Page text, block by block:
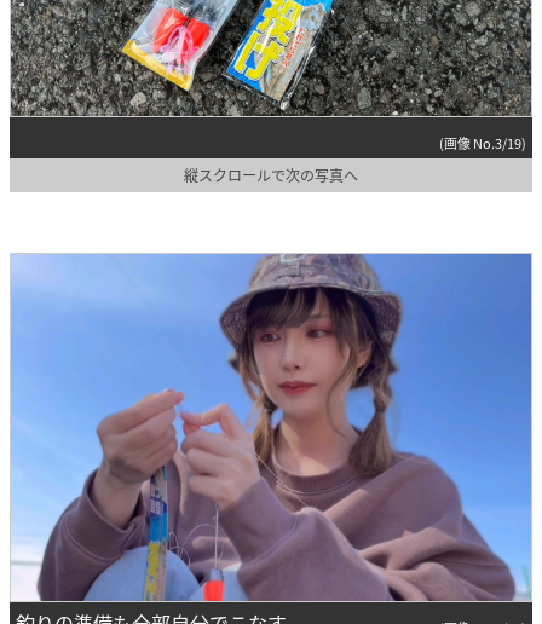
(画像 No.3/19)
縦スクロールで次の写真へ